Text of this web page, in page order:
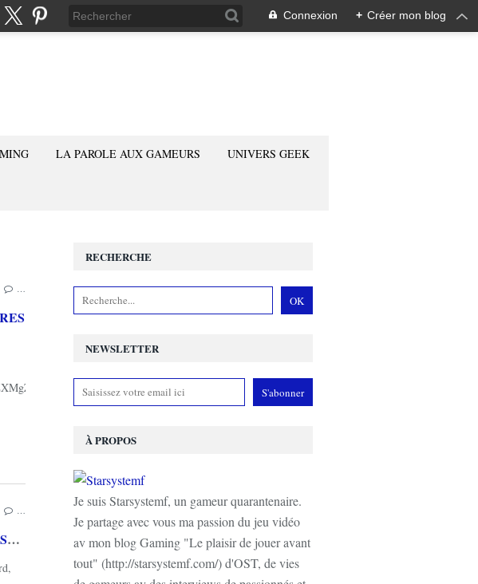
Connexion + Créer mon blog
LA PAROLE AUX GAMEURS UNIVERS GEEK
[REVUE CINEMA DVD] LA MAISON DES FEMMES
NEWSLETTER
RECHERCHE
À PROPOS
Je suis Starsystemf, un gameur quarantenaire.
Je partage avec vous ma passion du jeu vidéo
av mon blog Gaming "Le plaisir de jouer avant
tout" (http://starsystemf.com/) d'OST, de vies